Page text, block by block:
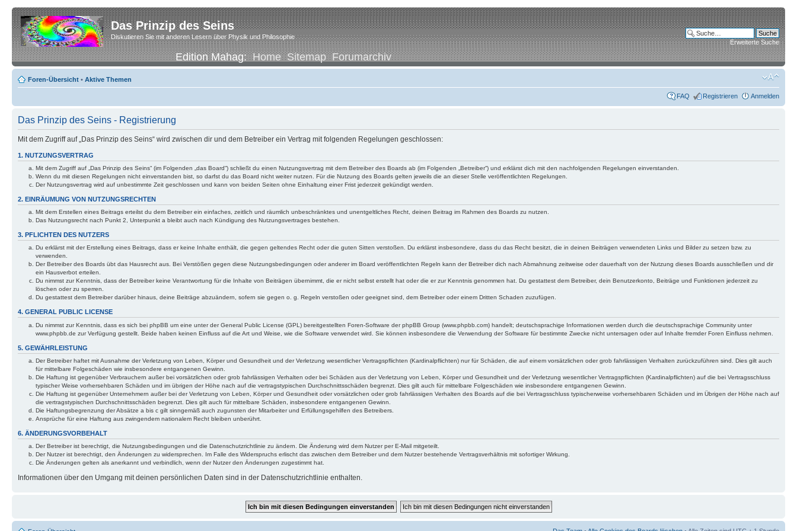
Das Prinzip des Seins
Diskutieren Sie mit anderen Lesern über Physik und Philosophie
Edition Mahag:Home Sitemap Forumarchiv
Erweiterte Suche
Foren-Übersicht • Aktive Themen
FAQ Registrieren Anmelden
Das Prinzip des Seins - Registrierung
Mit dem Zugriff auf „Das Prinzip des Seins“ wird zwischen dir und dem Betreiber ein Vertrag mit folgenden Regelungen geschlossen:
1. NUTZUNGSVERTRAG
Mit dem Zugriff auf „Das Prinzip des Seins“ (im Folgenden „das Board“) schließt du einen Nutzungsvertrag mit dem Betreiber des Boards ab (im Folgenden „Betreiber“) und erklärst dich mit den nachfolgenden Regelungen einverstanden.
Wenn du mit diesen Regelungen nicht einverstanden bist, so darfst du das Board nicht weiter nutzen. Für die Nutzung des Boards gelten jeweils die an dieser Stelle veröffentlichten Regelungen.
Der Nutzungsvertrag wird auf unbestimmte Zeit geschlossen und kann von beiden Seiten ohne Einhaltung einer Frist jederzeit gekündigt werden.
2. EINRÄUMUNG VON NUTZUNGSRECHTEN
Mit dem Erstellen eines Beitrags erteilst du dem Betreiber ein einfaches, zeitlich und räumlich unbeschränktes und unentgeltliches Recht, deinen Beitrag im Rahmen des Boards zu nutzen.
Das Nutzungsrecht nach Punkt 2, Unterpunkt a bleibt auch nach Kündigung des Nutzungsvertrages bestehen.
3. PFLICHTEN DES NUTZERS
Du erklärst mit der Erstellung eines Beitrags, dass er keine Inhalte enthält, die gegen geltendes Recht oder die guten Sitten verstoßen. Du erklärst insbesondere, dass du das Recht besitzt, die in deinen Beiträgen verwendeten Links und Bilder zu setzen bzw. zu
verwenden.
Der Betreiber des Boards übt das Hausrecht aus. Bei Verstößen gegen diese Nutzungsbedingungen oder anderer im Board veröffentlichten Regeln kann der Betreiber dich nach Abmahnung zeitweise oder dauerhaft von der Nutzung dieses Boards ausschließen und dir
ein Hausverbot erteilen.
Du nimmst zur Kenntnis, dass der Betreiber keine Verantwortung für die Inhalte von Beiträgen übernimmt, die er nicht selbst erstellt hat oder die er zur Kenntnis genommen hat. Du gestattest dem Betreiber, dein Benutzerkonto, Beiträge und Funktionen jederzeit zu
löschen oder zu sperren.
Du gestattest dem Betreiber darüber hinaus, deine Beiträge abzuändern, sofern sie gegen o. g. Regeln verstoßen oder geeignet sind, dem Betreiber oder einem Dritten Schaden zuzufügen.
4. GENERAL PUBLIC LICENSE
Du nimmst zur Kenntnis, dass es sich bei phpBB um eine unter der General Public License (GPL) bereitgestellten Foren-Software der phpBB Group (www.phpbb.com) handelt; deutschsprachige Informationen werden durch die deutschsprachige Community unter
www.phpbb.de zur Verfügung gestellt. Beide haben keinen Einfluss auf die Art und Weise, wie die Software verwendet wird. Sie können insbesondere die Verwendung der Software für bestimmte Zwecke nicht untersagen oder auf Inhalte fremder Foren Einfluss nehmen.
5. GEWÄHRLEISTUNG
Der Betreiber haftet mit Ausnahme der Verletzung von Leben, Körper und Gesundheit und der Verletzung wesentlicher Vertragspflichten (Kardinalpflichten) nur für Schäden, die auf einem vorsätzlichen oder grob fahrlässigen Verhalten zurückzuführen sind. Dies gilt auch
für mittelbare Folgeschäden wie insbesondere entgangenen Gewinn.
Die Haftung ist gegenüber Verbrauchern außer bei vorsätzlichen oder grob fahrlässigen Verhalten oder bei Schäden aus der Verletzung von Leben, Körper und Gesundheit und der Verletzung wesentlicher Vertragspflichten (Kardinalpflichten) auf die bei Vertragsschluss
typischer Weise vorhersehbaren Schäden und im übrigen der Höhe nach auf die vertragstypischen Durchschnittsschäden begrenzt. Dies gilt auch für mittelbare Folgeschäden wie insbesondere entgangenen Gewinn.
Die Haftung ist gegenüber Unternehmern außer bei der Verletzung von Leben, Körper und Gesundheit oder vorsätzlichen oder grob fahrlässigen Verhalten des Boards auf die bei Vertragsschluss typischerweise vorhersehbaren Schäden und im Übrigen der Höhe nach auf
die vertragstypischen Durchschnittsschäden begrenzt. Dies gilt auch für mittelbare Schäden, insbesondere entgangenen Gewinn.
Die Haftungsbegrenzung der Absätze a bis c gilt sinngemäß auch zugunsten der Mitarbeiter und Erfüllungsgehilfen des Betreibers.
Ansprüche für eine Haftung aus zwingendem nationalem Recht bleiben unberührt.
6. ÄNDERUNGSVORBEHALT
Der Betreiber ist berechtigt, die Nutzungsbedingungen und die Datenschutzrichtlinie zu ändern. Die Änderung wird dem Nutzer per E-Mail mitgeteilt.
Der Nutzer ist berechtigt, den Änderungen zu widersprechen. Im Falle des Widerspruchs erlischt das zwischen dem Betreiber und dem Nutzer bestehende Vertragsverhältnis mit sofortiger Wirkung.
Die Änderungen gelten als anerkannt und verbindlich, wenn der Nutzer den Änderungen zugestimmt hat.
Informationen über den Umgang mit deinen persönlichen Daten sind in der Datenschutzrichtlinie enthalten.